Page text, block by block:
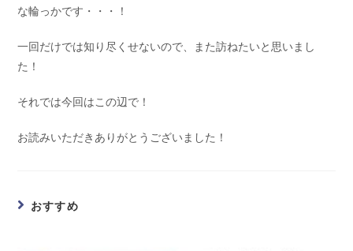
な輪っかです・・・！
一回だけでは知り尽くせないので、また訪ねたいと思いまし
た！
それでは今回はこの辺で！
お読みいただきありがとうございました！
おすすめ